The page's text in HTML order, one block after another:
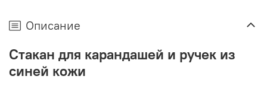
Описание
Стакан для карандашей и ручек из
синей кожи